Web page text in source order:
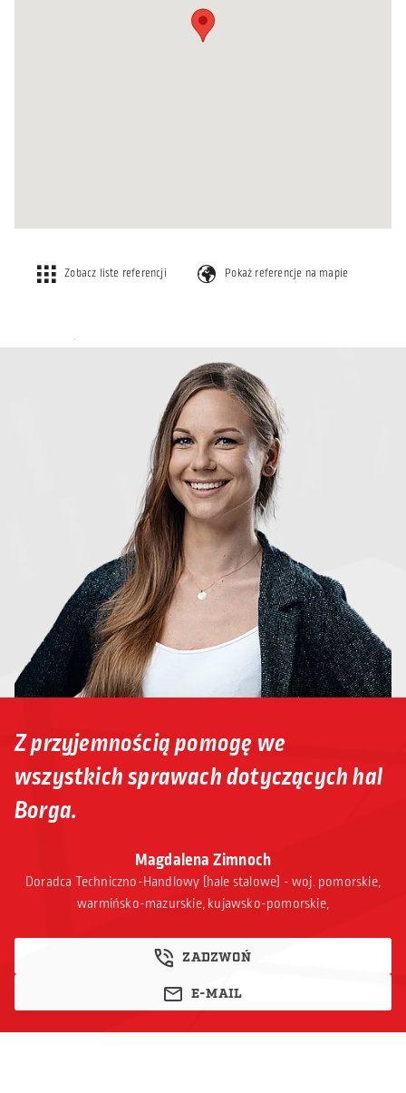
Zobacz liste referencji Pokaż referencje na mapie
Magdalena Zimnoch
Doradca Techniczno-Handlowy [hale stalowe] - woj. pomorskie,
warmińsko-mazurskie, kujawsko-pomorskie,
ZADZWOŃ
E-MAIL
Z przyjemnością pomogę we
wszystkich sprawach dotyczących hal
Borga.